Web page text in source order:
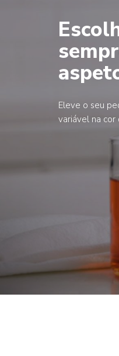
Eleve o seu
variável na cor